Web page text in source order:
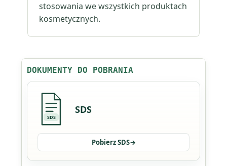
stosowania we wszystkich produktach
kosmetycznych.
DOKUMENTY DO POBRANIA
SDS
SDS
Pobierz SDS→